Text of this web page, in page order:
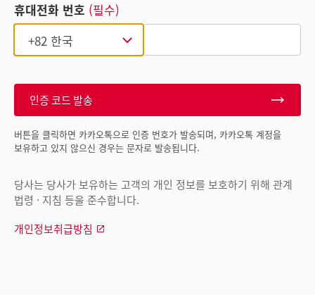
휴대전화 번호 (필수)
인증 코드 발송
버튼을 클릭하면 카카오톡으로 인증 번호가 발송되며, 카카오톡 계정을
보유하고 있지 않으신 경우는 문자로 발송됩니다.
당사는 당사가 보유하는 고객의 개인 정보를 보호하기 위해 관계
법령 · 지침 등을 준수합니다.
개인정보취급방침